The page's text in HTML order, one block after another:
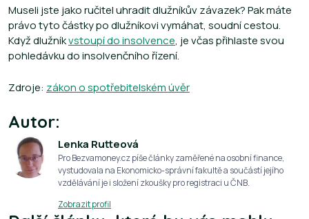
Museli jste jako ručitel uhradit dlužníkův závazek? Pak máte
právo tyto částky po dlužníkovi vymáhat, soudní cestou.
Když dlužníkvstoupí do insolvence, je včas přihlaste svou
pohledávku do insolvenčního řízení.
Zdroje: zákon o spotřebitelském úvěr
Autor:
Lenka Rutteová
Pro Bezvamoney.cz píše články zaměřené na osobní finance,
vystudovala na Ekonomicko-správní fakultě a součástí jejího
vzdělávání je i složení zkoušky pro registraci u ČNB.
Zobrazit profil